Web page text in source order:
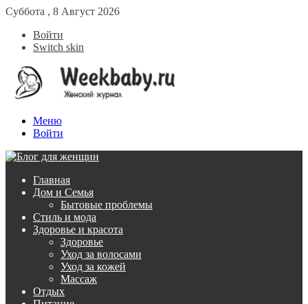
Суббота , 8 Август 2026
Войти
Switch skin
Меню
Войти
Главная
Дом и Семья
Бытовые проблемы
Стиль и мода
Здоровье и красота
Здоровье
Уход за волосами
Уход за кожей
Массаж
Отдых